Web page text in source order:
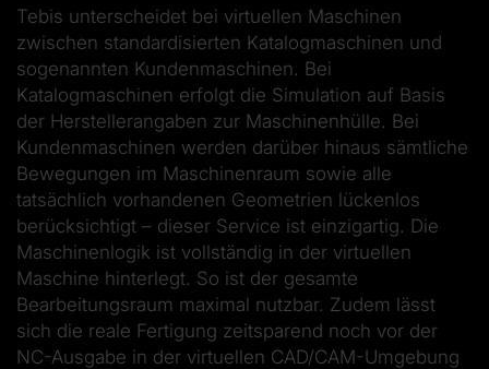
Tebis unterscheidet bei virtuellen Maschinen
zwischen standardisierten Katalogmaschinen und
sogenannten Kundenmaschinen. Bei
Katalogmaschinen erfolgt die Simulation auf Basis
der Herstellerangaben zur Maschinenhülle. Bei
Kundenmaschinen werden darüber hinaus sämtliche
Bewegungen im Maschinenraum sowie alle
tatsächlich vorhandenen Geometrien lückenlos
berücksichtigt – dieser Service ist einzigartig. Die
Maschinenlogik ist vollständig in der virtuellen
Maschine hinterlegt. So ist der gesamte
Bearbeitungsraum maximal nutzbar. Zudem lässt
sich die reale Fertigung zeitsparend noch vor der
NC-Ausgabe in der virtuellen CAD/CAM-Umgebung